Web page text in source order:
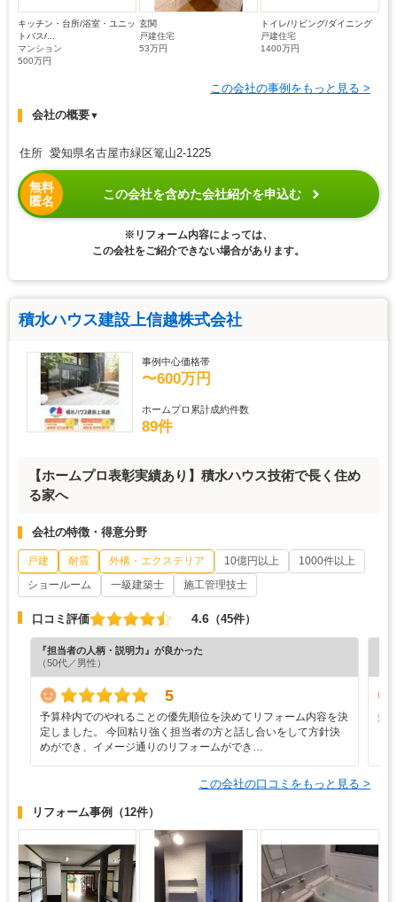
キッチン・台所/浴室・ユニッ
トバス/...
マンション
500万円
玄関
戸建住宅
53万円
トイレ/リビング/ダイニング
戸建住宅
1400万円
この会社の事例をもっと見る >
会社の概要▼
住所 愛知県名古屋市緑区篭山2-1225
無料
匿名
この会社を含めた会社紹介を申込む
※リフォーム内容によっては、
この会社をご紹介できない場合があります。
積水ハウス建設上信越株式会社
事例中心価格帯
〜600万円
ホームプロ累計成約件数
89件
【ホームプロ表彰実績あり】積水ハウス技術で長く住め
る家へ
会社の特徴・得意分野
戸建 耐震 外構・エクステリア 10億円以上
1000件以上
ショールーム
一級建築士 施工管理技士
口コミ評価 4.6 （45件）
『担当者の人柄・説明力』が良かった
（50代／男性）
5
予算枠内でのやれることの優先順位を決めてリフォーム内容を決
定しました。 今回粘り強く担当者の方と話し合いをして方針決
めができ、イメージ通りのリフォームができ…
多
この会社の口コミをもっと見る >
リフォーム事例 （12件）